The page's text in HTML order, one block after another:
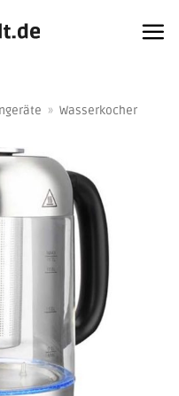
» Wasserkocher